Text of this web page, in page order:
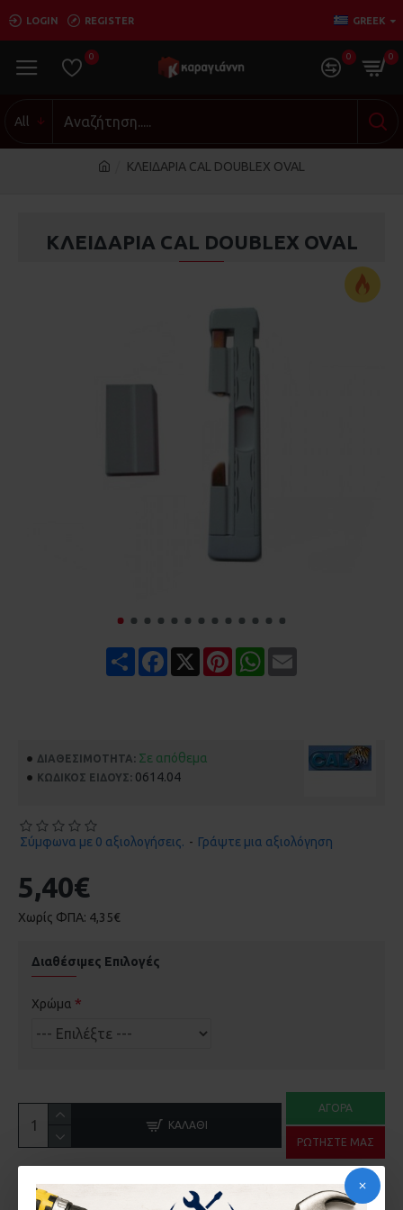
LOGIN REGISTER GREEK
0 0 0
All
ΚΛΕΙΔΑΡΙΑ CAL DOUBLEX OVAL
ΚΛΕΙΔΑΡΙΑ CAL DOUBLEX OVAL
Share Facebook PinterestWhatsApp
ΔΙΑΘΕΣΙΜΌΤΗΤΑ: Σε απόθεμα
ΚΩΔΙΚΌΣ ΕΊΔΟΥΣ: 0614.04
Σύμφωνα με 0 αξιολογήσεις. - Γράψτε μια αξιολόγηση
5,40€
Χωρίς ΦΠΑ: 4,35€
Διαθέσιμες Επιλογές
Χρώμα
ΚΑΛΆΘΙ
ΑΓΟΡΆ
ΡΩΤΉΣΤΕ ΜΑΣ